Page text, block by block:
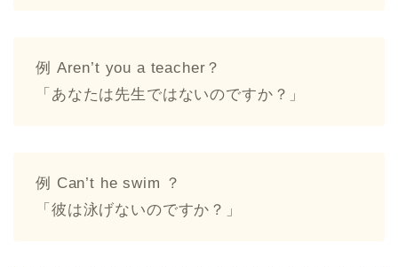
例 Aren’t you a teacher？
「あなたは先生ではないのですか？」
例 Can’t he swim ？
「彼は泳げないのですか？」